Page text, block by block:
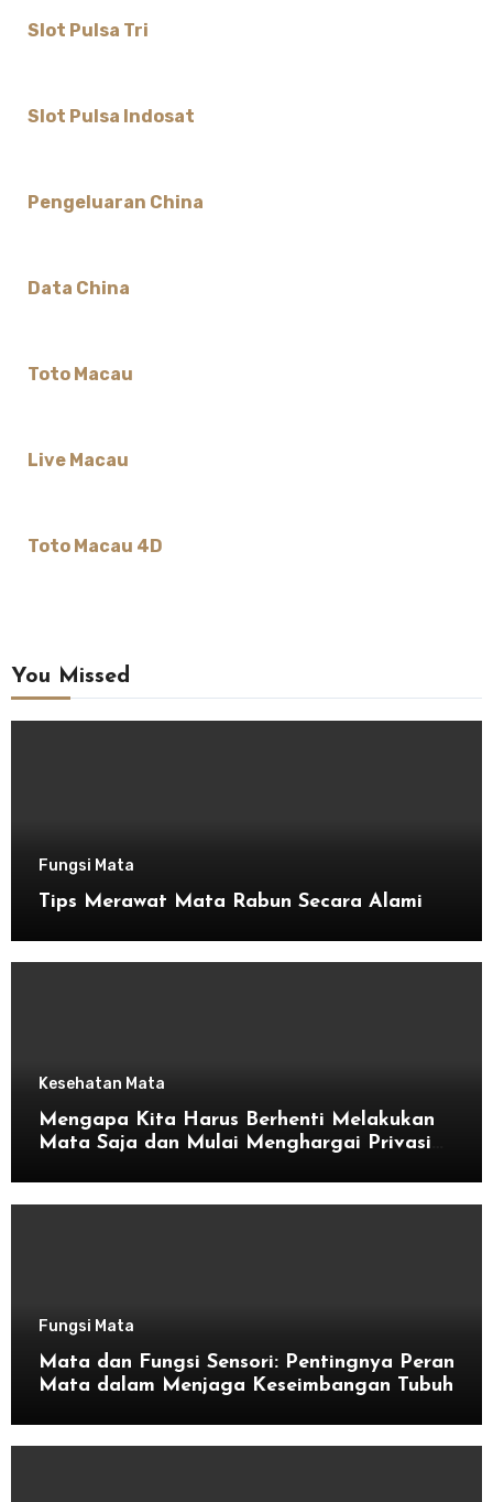
Slot Pulsa Tri
Slot Pulsa Indosat
Pengeluaran China
Data China
Toto Macau
Live Macau
Toto Macau 4D
You Missed
Fungsi Mata
Tips Merawat Mata Rabun Secara Alami
Kesehatan Mata
Mengapa Kita Harus Berhenti Melakukan
Mata Saja dan Mulai Menghargai Privasi
Fungsi Mata
Mata dan Fungsi Sensori: Pentingnya Peran
Mata dalam Menjaga Keseimbangan Tubuh